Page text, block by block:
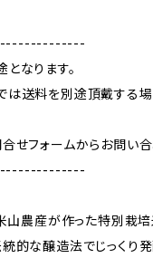
なります。
は送料を別途頂戴する
せフォームからお問い合
山農産が作った特別栽培
的な醸造法でじっくり